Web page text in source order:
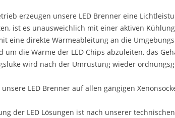
erzeugen unsere LED Brenner eine
ist es unausweichlich mit einer aktiven
eine direkte Wärmeableitung an die
um die Wärme der LED Chips abzuleiten, das
wird nach der Umrüstung wieder
LED Brenner auf allen gängigen
der LED Lösungen ist nach unserer